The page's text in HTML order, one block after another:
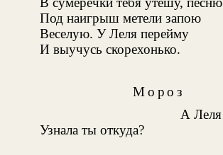
Под наигрыш метели запою
Веселую. У Леля перейму
И выучусь скорехонько.
Мороз
А Леля
Узнала ты откуда?